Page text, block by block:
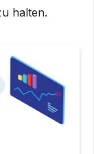
halten.